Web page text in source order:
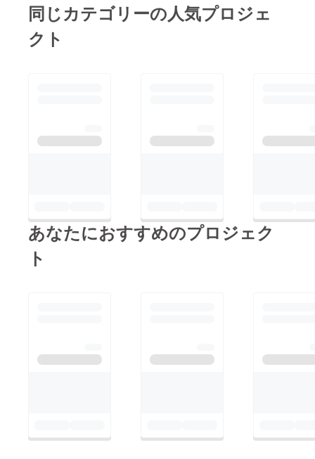
同じカテゴリーの人気プロジェ
クト
あなたにおすすめのプロジェク
ト